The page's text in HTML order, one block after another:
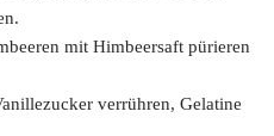
mit Himbeersaft pürieren
verrühren, Gelatine